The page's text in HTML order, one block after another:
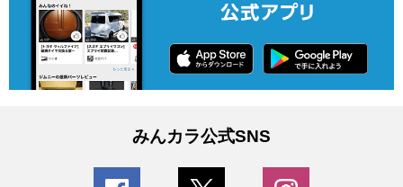
みんカラ公式SNS